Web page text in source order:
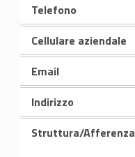
Telefono
Cellulare aziendale
Email
Indirizzo
Struttura/Afferenza